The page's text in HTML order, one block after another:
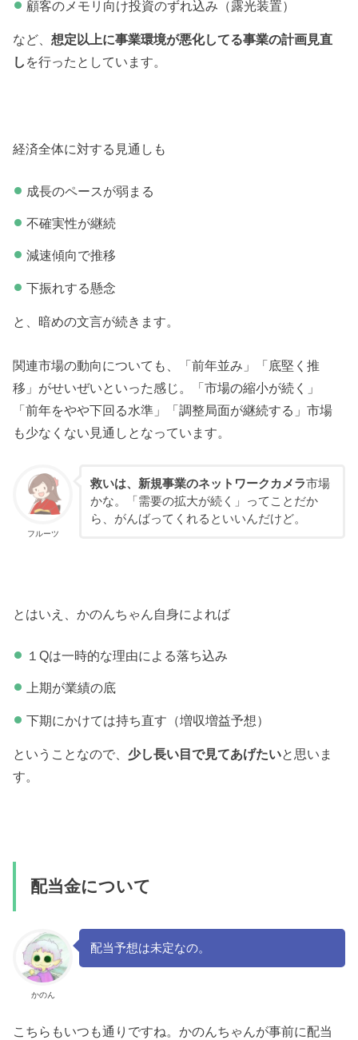
顧客のメモリ向け投資のずれ込み（露光装置）
など、想定以上に事業環境が悪化してる事業の計画見直
し を行ったとしています。
経済全体に対する見通しも
成長のペースが弱まる
不確実性が継続
減速傾向で推移
下振れする懸念
と、暗めの文言が続きます。
関連市場の動向についても、「前年並み」「底堅く推
移」がせいぜいといった感じ。「市場の縮小が続く」
「前年をやや下回る水準」「調整局面が継続する」市場
も少なくない見通しとなっています。
フルーツ
救いは、新規事業のネットワークカメラ市場
かな。「需要の拡大が続く」ってことだか
ら、がんばってくれるといいんだけど。
とはいえ、かのんちゃん自身によれば
１Qは一時的な理由による落ち込み
上期が業績の底
下期にかけては持ち直す（増収増益予想）
ということなので、 少し長い目で見てあげたいと思いま
す。
配当金について
かのん
配当予想は未定なの。
こちらもいつも通りですね。かのんちゃんが事前に配当